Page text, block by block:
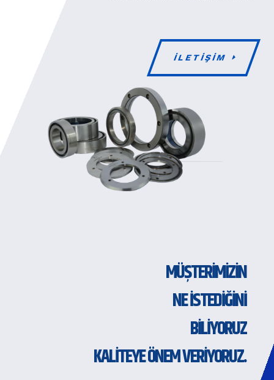
İLETİŞİM
MÜŞTERİMİZİN
NE İSTEDİĞİNİ
BİLİYORUZ
KALİTEYE ÖNEM VERİYORUZ.